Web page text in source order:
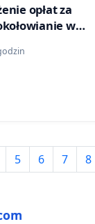
opłat za
w
Kultury
5 6 7 8